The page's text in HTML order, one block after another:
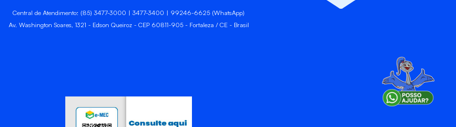
Central de Atendimento: (85) 3477-3000 | 3477-3400 | 99246-6625 (WhatsApp)
Av. Washington Soares, 1321 - Edson Queiroz - CEP 60811-905 - Fortaleza / CE - Brasil